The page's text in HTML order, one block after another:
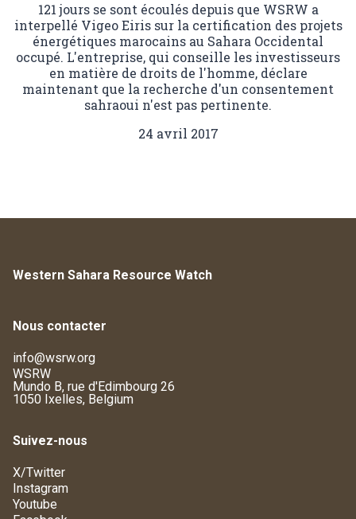
121 jours se sont écoulés depuis que WSRW a
interpellé Vigeo Eiris sur la certification des projets
énergétiques marocains au Sahara Occidental
occupé. L'entreprise, qui conseille les investisseurs
en matière de droits de l'homme, déclare
maintenant que la recherche d'un consentement
sahraoui n'est pas pertinente.
24 avril 2017
Western Sahara Resource Watch
Nous contacter
info@wsrw.org
WSRW
Mundo B, rue d'Edimbourg 26
1050 Ixelles, Belgium
Suivez-nous
X/Twitter
Instagram
Youtube